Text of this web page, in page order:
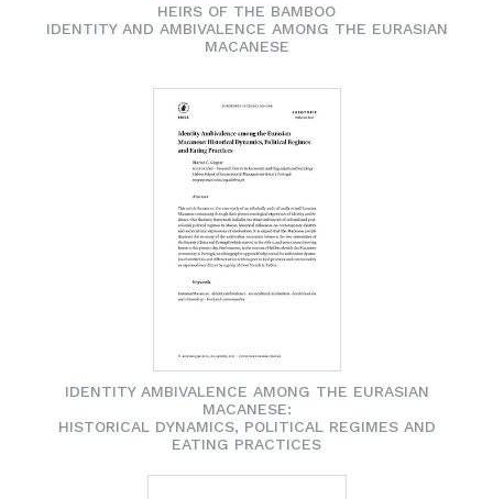
HEIRS OF THE BAMBOO
IDENTITY AND AMBIVALENCE AMONG THE EURASIAN
MACANESE
IDENTITY AMBIVALENCE AMONG THE EURASIAN
MACANESE:
HISTORICAL DYNAMICS, POLITICAL REGIMES AND
EATING PRACTICES